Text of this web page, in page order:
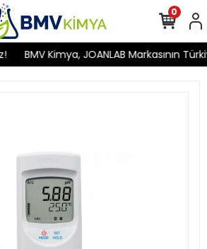
BMV Kimya, JOANLAB Markasının
0